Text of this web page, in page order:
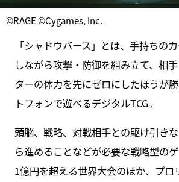
©RAGE ©Cygames, Inc.
「シャドウバース」とは、手持ちの
しながら攻撃・防御を組み立て、相
ターの体力を先にゼロにしたほうが
トフォンで遊べるデジタルTCG。
頭脳、戦略、対戦相手との駆け引き
ら進めることなどが必要な戦略型の
1億円を超える世界大会のほか、プロ